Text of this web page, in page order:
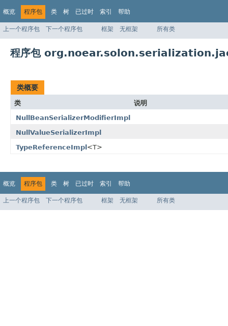
概览 程序包 类 树 已过时 索引 帮助
上一个程序包 下一个程序包 框架 无框架 所有类
程序包
类概要
类
说明
NullBeanSerializerModifierImpl
NullValueSerializerImpl
TypeReferenceImpl<T>
概览 程序包 类 树 已过时 索引 帮助
上一个程序包 下一个程序包 框架 无框架 所有类